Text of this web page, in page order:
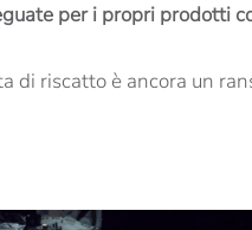
per i propri prodotti
di riscatto è ancora un